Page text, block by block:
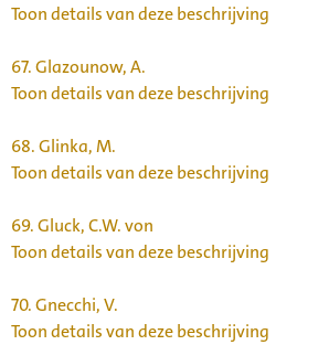
Toon details van deze beschrijving
67.Glazounow, A.
Toon details van deze beschrijving
68.Glinka, M.
Toon details van deze beschrijving
69.Gluck, C.W. von
Toon details van deze beschrijving
70.Gnecchi, V.
Toon details van deze beschrijving